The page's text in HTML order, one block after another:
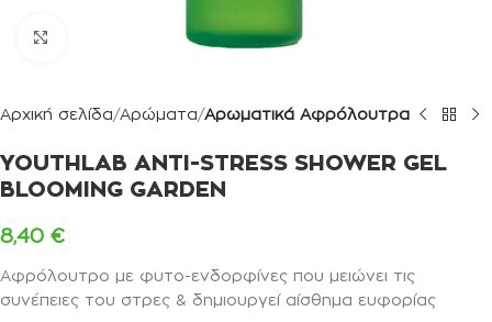
Κλικ για μεγέθυνση
Αρχική σελίδα Αρώματα Αρωματικά Αφρόλουτρα
YOUTHLAB ANTI-STRESS SHOWER GEL
BLOOMING GARDEN
8,40 €
Αφρόλουτρο με φυτο-ενδορφίνες που μειώνει τις
συνέπειες του στρες & δημιουργεί αίσθημα ευφορίας